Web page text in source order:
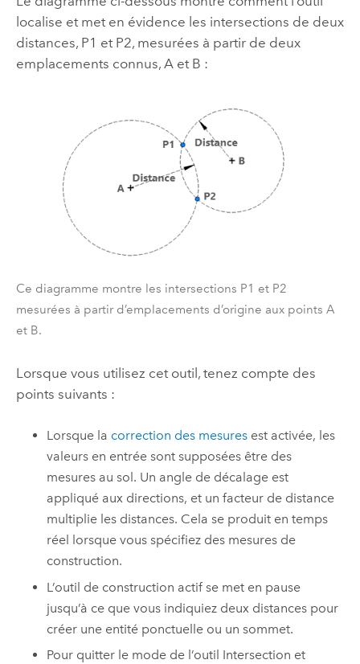
localise et met en évidence les intersections de deux
distances, P1 et P2, mesurées à partir de deux
emplacements connus, A et B :
Ce diagramme montre les intersections P1 et P2
mesurées à partir d’emplacements d’origine aux points A
et B.
Lorsque vous utilisez cet outil, tenez compte des
points suivants :
Lorsque la correction des mesures est activée, les
valeurs en entrée sont supposées être des
mesures au sol. Un angle de décalage est
appliqué aux directions, et un facteur de distance
multiplie les distances. Cela se produit en temps
réel lorsque vous spécifiez des mesures de
construction.
L’outil de construction actif se met en pause
jusqu’à ce que vous indiquiez deux distances pour
créer une entité ponctuelle ou un sommet.
Pour quitter le mode de l’outil Intersection et